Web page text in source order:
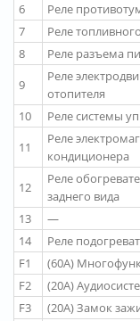
6
Реле
7
Реле
8
Реле разъема
9
Реле
отопителя
10
Реле системы
11
Реле
кондиционера
12
Реле
заднего вида
13
—
14
Реле
F1
(60A)
F2
(20A)
F3
(20A) Замок